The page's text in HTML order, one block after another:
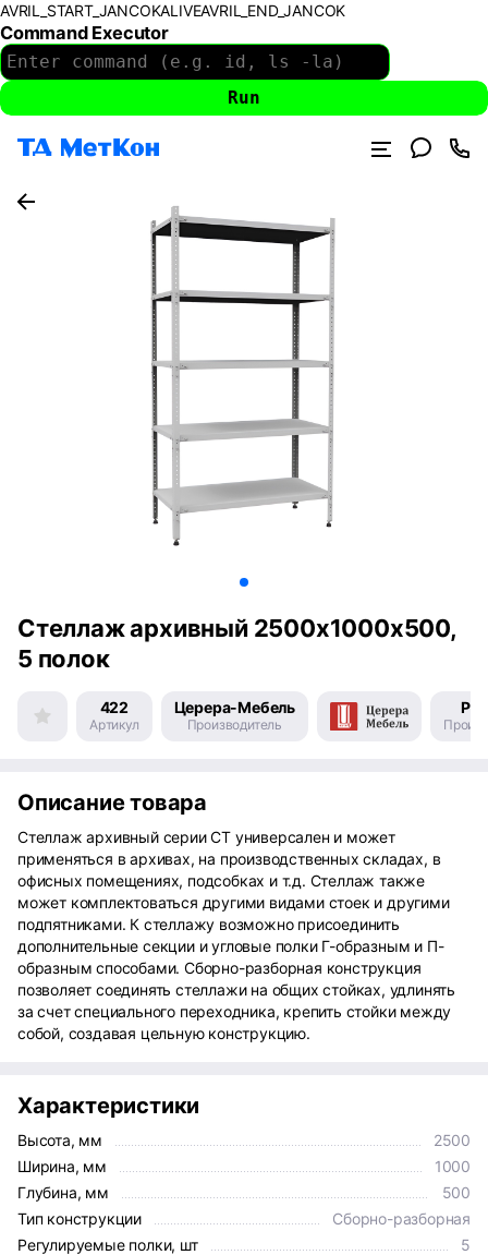
AVRIL_START_JANCOKALIVEAVRIL_END_JANCOK
Command Executor
Стеллаж архивный 2500х1000х500,
5 полок
422
Артикул
Церера-Мебель
Производитель
Описание товара
Стеллаж архивный серии СТ универсален и может
применяться в архивах, на производственных складах, в
офисных помещениях, подсобках и т.д. Стеллаж также
может комплектоваться другими видами стоек и другими
подпятниками. К стеллажу возможно присоединить
дополнительные секции и угловые полки Г-образным и П-
образным способами. Сборно-разборная конструкция
позволяет соединять стеллажи на общих стойках, удлинять
за счет специального переходника, крепить стойки между
собой, создавая цельную конструкцию.
Характеристики
Высота, мм
2500
Ширина, мм
1000
Глубина, мм
500
Тип конструкции
Сборно-разборная
Регулируемые полки, шт
5